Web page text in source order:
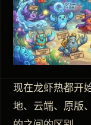
现在龙虾热都开
地、云端、原版